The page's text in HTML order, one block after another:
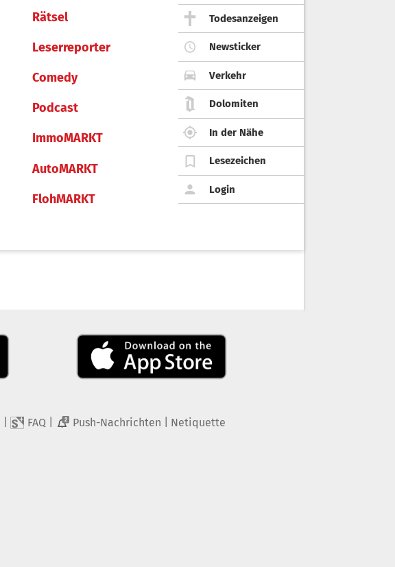
Rätsel
Leserreporter
Comedy
Podcast
ImmoMARKT
AutoMARKT
FlohMARKT
Todesanzeigen
Newsticker
Verkehr
Dolomiten
In der Nähe
Lesezeichen
Login
FAQ 2 Push-Nachrichten Netiquette